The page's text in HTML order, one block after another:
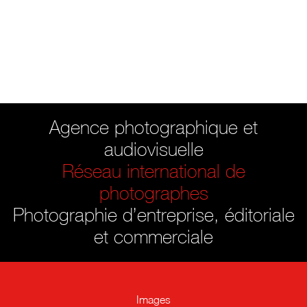
Agence photographique et
audiovisuelle
Réseau international de
photographes
Photographie d’entreprise, éditoriale
et commerciale
Images